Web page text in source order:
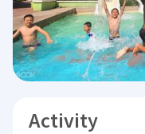
Activity